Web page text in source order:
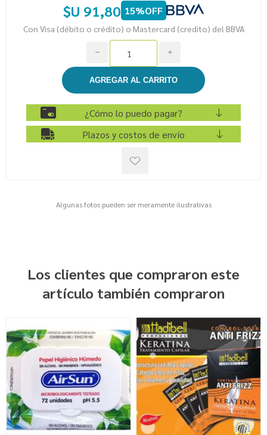
$U 91,80 15%OFF
Con Visa (débito o crédito) o Mastercard (credito) del BBVA
i
h
¿Cómo lo puedo pagar?
Plazos y costos de envío
Algunas fotos pueden ser meramente ilustrativas
Los clientes que compraron este
artículo también compraron